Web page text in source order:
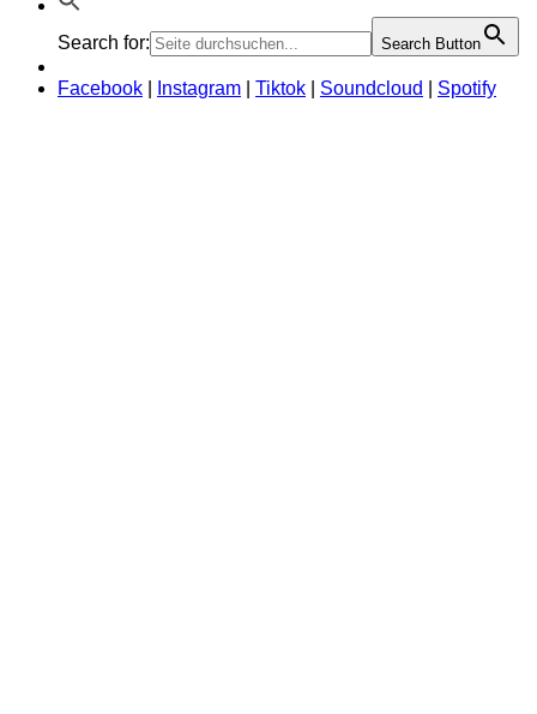
Search for: Search Button
Facebook Instagram Tiktok Soundcloud Spotify